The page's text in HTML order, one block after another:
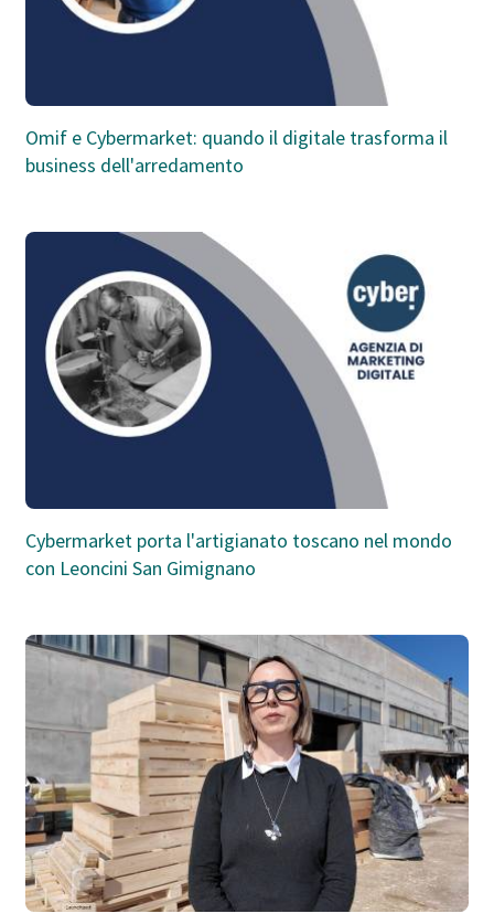
Omif e Cybermarket: quando il digitale trasforma il
business dell'arredamento
Cybermarket porta l'artigianato toscano nel mondo
con Leoncini San Gimignano